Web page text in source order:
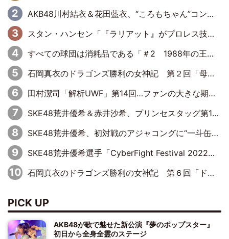
AKB48川村結衣＆花田藍衣、“ころもちゃん”コンビがきつねダンスに出演！ファイターズファンのかわゆいはファーストピッチにも挑戦
スタン・ハンセン「『ラリアット』がプロレス技として辞書に載ったりしたら、こんなに光栄なことはないね」
すべての球団は消耗品である「＃2 1988年の王巨人編」byプロ野球死亡遊戯
石岡真衣のドラゴンズ勝利の女神記 第２回「母の日のバンテリンドーム」
田村潔司「解析UWF」第14回…ファンの大きな期待と現実の厳しい闘い
SKE48荒井優希＆赤井沙希、プリンセスタッグ第10代王者のベルトを手にして号泣
SKE48荒井優希、初対戦のアジャコングに“一斗缶攻撃”も食らい完敗
SKE48荒井優希選手「CyberFight Festival 2022」参戦！6人タッグマッチに挑む
石岡真衣のドラゴンズ勝利の女神記 第６回「ドキドキの連続！これぞ野球の面白さ！」
PICK UP
AKB48が歌で魅せた新公演『夢のポップスター』
初日から全身全霊のステージ